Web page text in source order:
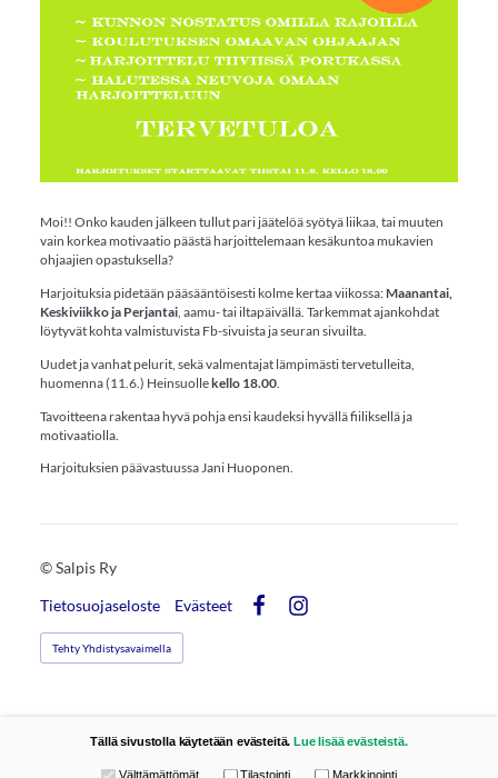
Moi!! Onko kauden jälkeen tullut pari jäätelöä syötyä liikaa, tai muuten
vain korkea motivaatio päästä harjoittelemaan kesäkuntoa mukavien
ohjaajien opastuksella?
Harjoituksia pidetään pääsääntöisesti kolme kertaa viikossa:Maanantai,
Keskiviikko ja Perjantai, aamu- tai iltapäivällä. Tarkemmat ajankohdat
löytyvät kohta valmistuvista Fb-sivuista ja seuran sivuilta.
Uudet ja vanhat pelurit, sekä valmentajat lämpimästi tervetulleita,
huomenna (11.6.) Heinsuollekello 18.00.
Tavoitteena rakentaa hyvä pohja ensi kaudeksi hyvällä fiiliksellä ja
motivaatiolla.
Harjoituksien päävastuussa Jani Huoponen.
©Salpis Ry
Tietosuojaseloste
Evästeet
Tehty Yhdistysavaimella
Tällä sivustolla käytetään evästeitä.Lue lisää evästeistä.
Valitse käytettävät evästeet
Välttämättömät Tilastointi Markkinointi